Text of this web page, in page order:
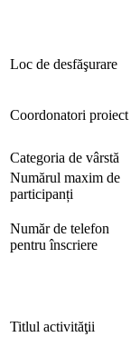
Loc de desfăşurare
Coordonatori proiect
Categoria de vârstă
Numărul maxim de
participanți
Număr de telefon
pentru înscriere
Titlul activităţii